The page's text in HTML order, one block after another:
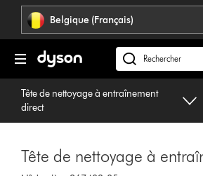
Sauter
pages
Belgique (Français)
Rechercher
des
produits
Tête de nettoyage à entraînement
direct
Tête de nettoyage à